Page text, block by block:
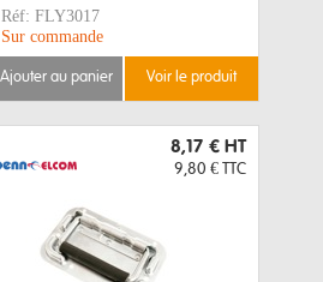
Réf: FLY3017
Sur commande
ajouter au panier voir le produit
8,17 € HT
9,80 € TTC